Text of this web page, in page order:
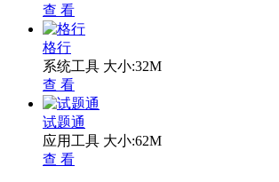
查 看
格行
系统工具 大小:32M
查 看
试题通
应用工具 大小:62M
查 看